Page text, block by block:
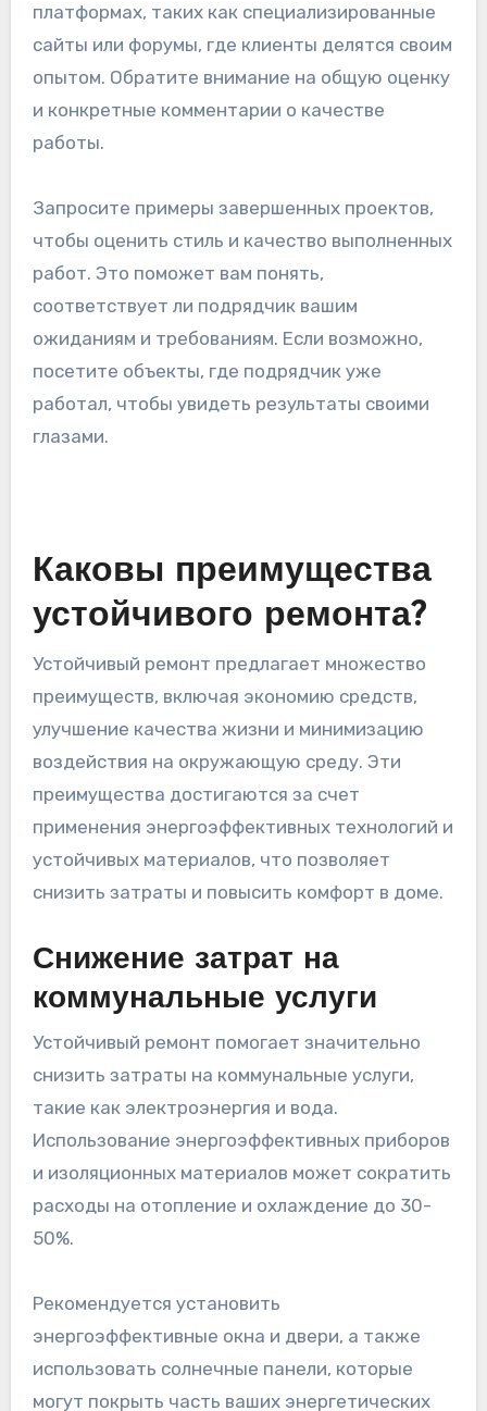
платформах, таких как специализированные
сайты или форумы, где клиенты делятся своим
опытом. Обратите внимание на общую оценку
и конкретные комментарии о качестве
работы.
Запросите примеры завершенных проектов,
чтобы оценить стиль и качество выполненных
работ. Это поможет вам понять,
соответствует ли подрядчик вашим
ожиданиям и требованиям. Если возможно,
посетите объекты, где подрядчик уже
работал, чтобы увидеть результаты своими
глазами.
Каковы преимущества
устойчивого ремонта?
Устойчивый ремонт предлагает множество
преимуществ, включая экономию средств,
улучшение качества жизни и минимизацию
воздействия на окружающую среду. Эти
преимущества достигаются за счет
применения энергоэффективных технологий и
устойчивых материалов, что позволяет
снизить затраты и повысить комфорт в доме.
Снижение затрат на
коммунальные услуги
Устойчивый ремонт помогает значительно
снизить затраты на коммунальные услуги,
такие как электроэнергия и вода.
Использование энергоэффективных приборов
и изоляционных материалов может сократить
расходы на отопление и охлаждение до 30-
50%.
Рекомендуется установить
энергоэффективные окна и двери, а также
использовать солнечные панели, которые
могут покрыть часть ваших энергетических